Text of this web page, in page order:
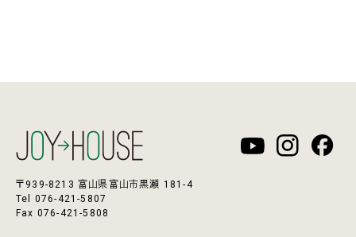
〒939-8213 富山県富山市黒瀬 181-4
Tel 076-421-5807
Fax 076-421-5808